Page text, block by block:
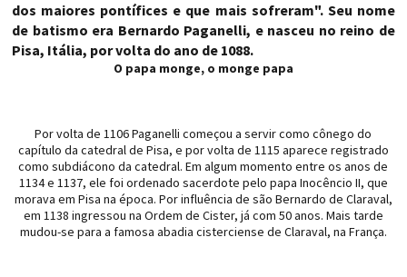
dos maiores pontífices e que mais sofreram". Seu nome
de batismo era Bernardo Paganelli, e nasceu no reino de
Pisa, Itália, por volta do ano de 1088.
O papa monge, o monge papa
Por volta de 1106 Paganelli começou a servir como cônego do
capítulo da catedral de Pisa, e por volta de 1115 aparece registrado
como subdiácono da catedral. Em algum momento entre os anos de
1134 e 1137, ele foi ordenado sacerdote pelo papa Inocêncio II, que
morava em Pisa na época. Por influência de são Bernardo de Claraval,
em 1138 ingressou na Ordem de Cister, já com 50 anos. Mais tarde
mudou-se para a famosa abadia cisterciense de Claraval, na França.